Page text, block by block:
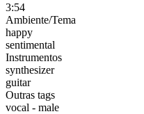
3:54
Ambiente/Tema
happy
sentimental
Instrumentos
synthesizer
guitar
Outras tags
vocal - male